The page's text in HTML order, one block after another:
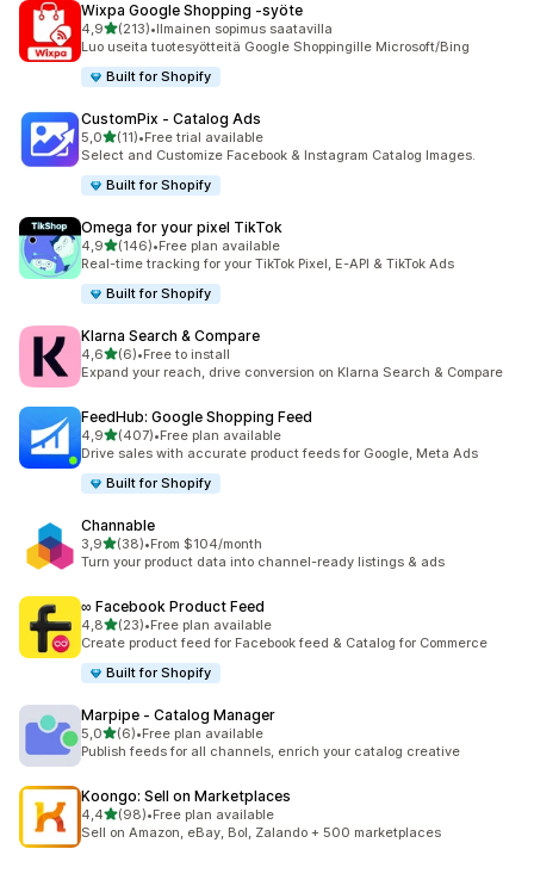
Wixpa Google Shopping ‑syöte
4,9/ 5 tähteä
(213)
213 arvostelua yhteensä
•Ilmainen sopimus saatavilla
Luo useita tuotesyötteitä Google Shoppingille Microsoft/Bing
Built for Shopify
CustomPix ‑ Catalog Ads
5,0/ 5 tähteä
(11)
11 arvostelua yhteensä
•Free trial available
Select and Customize Facebook & Instagram Catalog Images.
Built for Shopify
Omega for your pixel TikTok
4,9/ 5 tähteä
(146)
146 arvostelua yhteensä
•Free plan available
Real-time tracking for your TikTok Pixel, E-API & TikTok Ads
Built for Shopify
Klarna Search & Compare
4,6/ 5 tähteä
(6)
6 arvostelua yhteensä
•Free to install
Expand your reach, drive conversion on Klarna Search & Compare
FeedHub: Google Shopping Feed
4,9/ 5 tähteä
(407)
407 arvostelua yhteensä
•Free plan available
Drive sales with accurate product feeds for Google, Meta Ads
Built for Shopify
Channable
3,9/ 5 tähteä
(38)
38 arvostelua yhteensä
•From $104/month
Turn your product data into channel-ready listings & ads
∞ Facebook Product Feed
4,8/ 5 tähteä
(23)
23 arvostelua yhteensä
•Free plan available
Create product feed for Facebook feed & Catalog for Commerce
Built for Shopify
Marpipe ‑ Catalog Manager
5,0/ 5 tähteä
(6)
6 arvostelua yhteensä
•Free plan available
Publish feeds for all channels, enrich your catalog creative
Koongo: Sell on Marketplaces
4,4/ 5 tähteä
(98)
98 arvostelua yhteensä
•Free plan available
Sell on Amazon, eBay, Bol, Zalando + 500 marketplaces